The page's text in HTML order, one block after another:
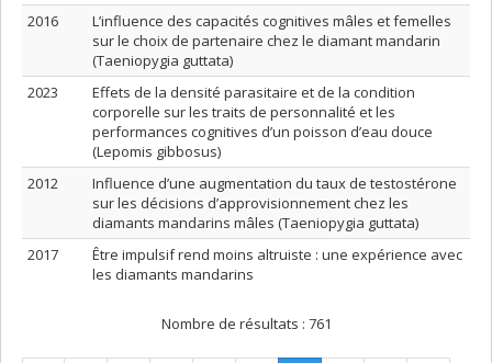
2016
L’influence des capacités cognitives mâles et femelles
sur le choix de partenaire chez le diamant mandarin
(Taeniopygia guttata)
2023
Effets de la densité parasitaire et de la condition
corporelle sur les traits de personnalité et les
performances cognitives d’un poisson d’eau douce
(Lepomis gibbosus)
2012
Influence d’une augmentation du taux de testostérone
sur les décisions d’approvisionnement chez les
diamants mandarins mâles (Taeniopygia guttata)
2017
Être impulsif rend moins altruiste : une expérience avec
les diamants mandarins
Nombre de résultats : 761